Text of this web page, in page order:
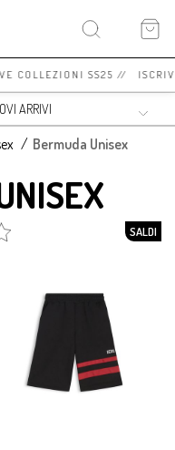
COLLEZIONI SS25 //
/ Bermuda Unisex
SALDI